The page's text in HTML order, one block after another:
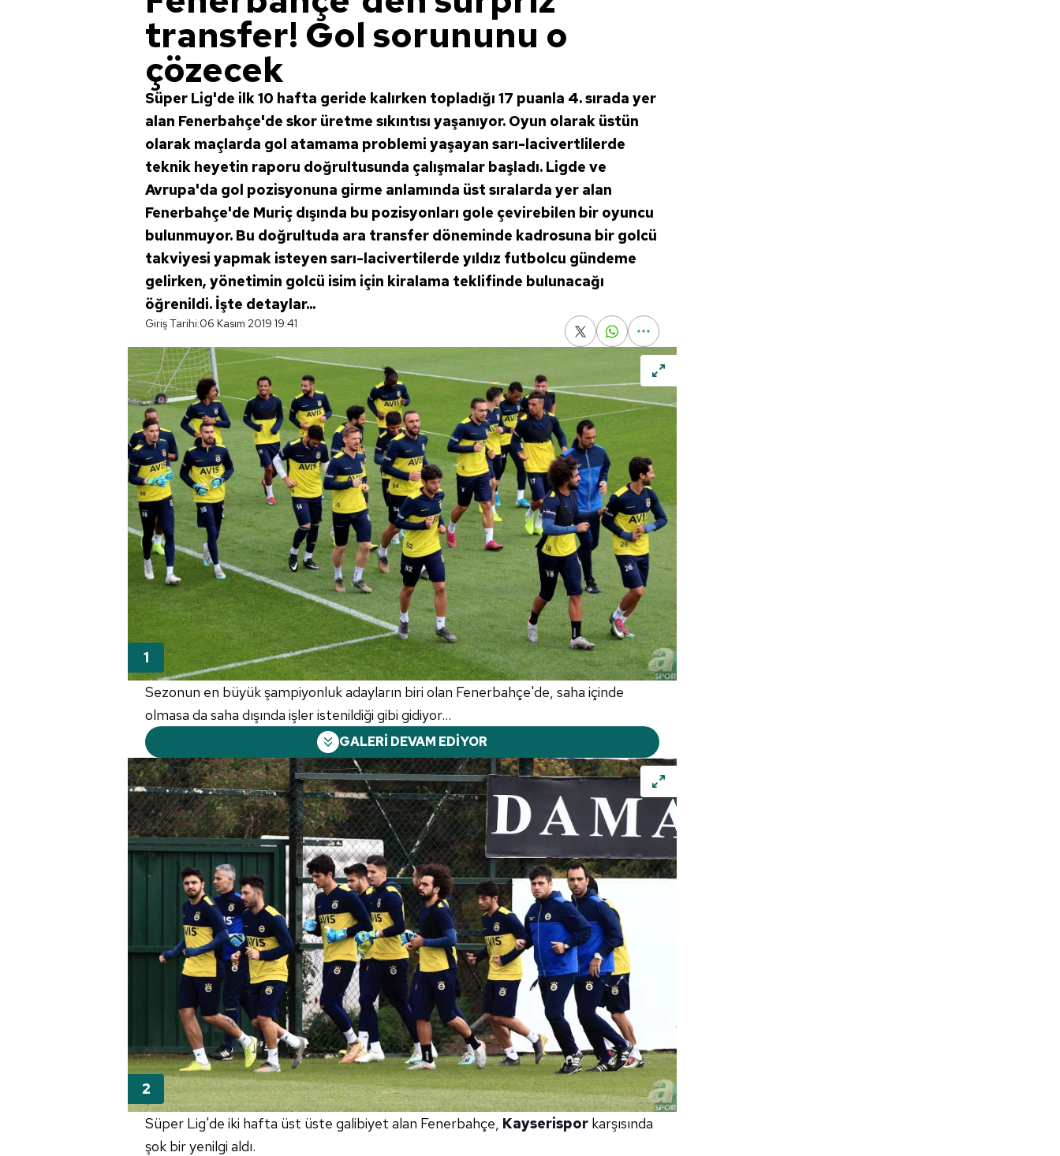
transfer! Gol sorununu o
çözecek
Süper Lig'de ilk 10 hafta geride kalırken topladığı 17 puanla 4. sırada yer
alan Fenerbahçe'de skor üretme sıkıntısı yaşanıyor. Oyun olarak üstün
olarak maçlarda gol atamama problemi yaşayan sarı-lacivertlilerde
teknik heyetin raporu doğrultusunda çalışmalar başladı. Ligde ve
Avrupa'da gol pozisyonuna girme anlamında üst sıralarda yer alan
Fenerbahçe'de Muriç dışında bu pozisyonları gole çevirebilen bir oyuncu
bulunmuyor. Bu doğrultuda ara transfer döneminde kadrosuna bir golcü
takviyesi yapmak isteyen sarı-lacivertilerde yıldız futbolcu gündeme
gelirken, yönetimin golcü isim için kiralama teklifinde bulunacağı
öğrenildi. İşte detaylar...
Giriş Tarihi:06 Kasım 2019 19:41
Sezonun en büyük şampiyonluk adayların biri olan Fenerbahçe'de, saha içinde
olmasa da saha dışında işler istenildiği gibi gidiyor...
GALERİ DEVAM EDİYOR
Süper Lig'de iki hafta üst üste galibiyet alan Fenerbahçe, Kayserispor karşısında
şok bir yenilgi aldı.